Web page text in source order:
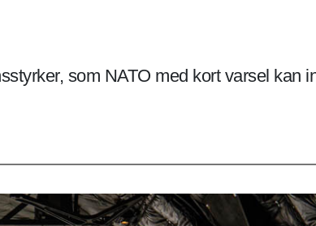
som NATO med kort varsel kan